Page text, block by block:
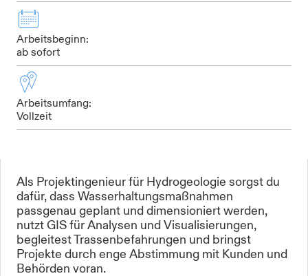
Arbeitsbeginn:
ab sofort
Arbeitsumfang:
Vollzeit
Als Projektingenieur für Hydrogeologie sorgst du
dafür, dass Wasserhaltungsmaßnahmen
passgenau geplant und dimensioniert werden,
nutzt GIS für Analysen und Visualisierungen,
begleitest Trassenbefahrungen und bringst
Projekte durch enge Abstimmung mit Kunden und
Behörden voran.